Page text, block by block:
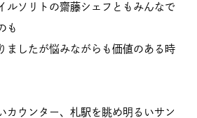
ルソリトの齋藤シェフともみんなで
も
ましたが悩みながらも価値のある時
カウンター、札駅を眺め明るいサン